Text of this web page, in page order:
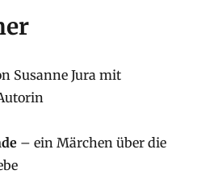
Susanne Jura mit
– ein Märchen über die